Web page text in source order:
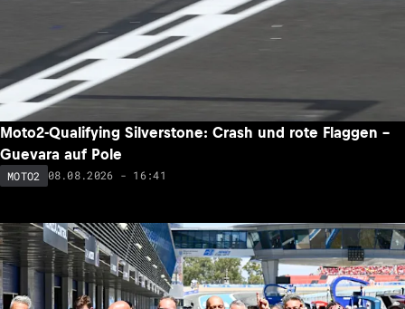
Moto2-Qualifying Silverstone: Crash und rote Flaggen –
Guevara auf Pole
MOTO2 08.08.2026 - 16:41